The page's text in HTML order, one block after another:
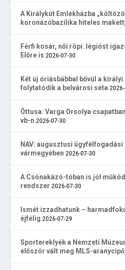
A Királykút Emlékházba
koronázóbazilika hiteles
Férfi kosár, női röpi: légióst
Előre is 2026-07-30
Két új óriásbábbal bővül a
folytatódik a belvárosi séta
Öttusa: Varga Orsolya
vb-n 2026-07-30
NAV: augusztusi
vármegyében 2026-07-30
A Csónakázó-tóban is jól
rendszer 2026-07-30
Ismét izzadhatunk –
éjfélig 2026-07-29
Sportereklyék a Nemzeti
először vált meg MLS-